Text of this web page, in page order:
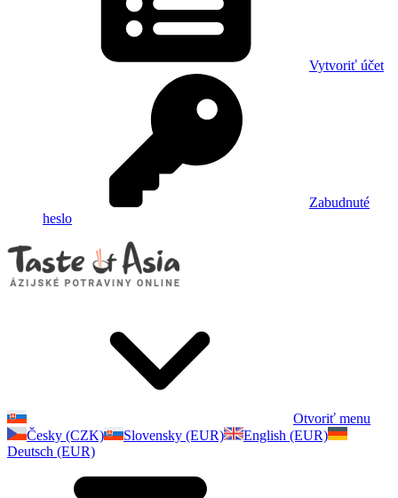
Vytvoriť účet
Zabudnuté
heslo
Otvoriť menu
Česky (CZK)
Slovensky (EUR)
English (EUR)
Deutsch (EUR)